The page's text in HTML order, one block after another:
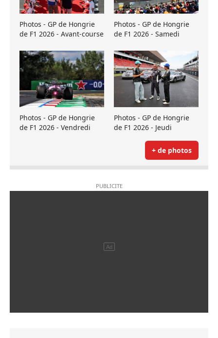
Photos - GP de Hongrie
de F1 2026 - Avant-course
Photos - GP de Hongrie
de F1 2026 - Samedi
Photos - GP de Hongrie
de F1 2026 - Vendredi
Photos - GP de Hongrie
de F1 2026 - Jeudi
+ de photos